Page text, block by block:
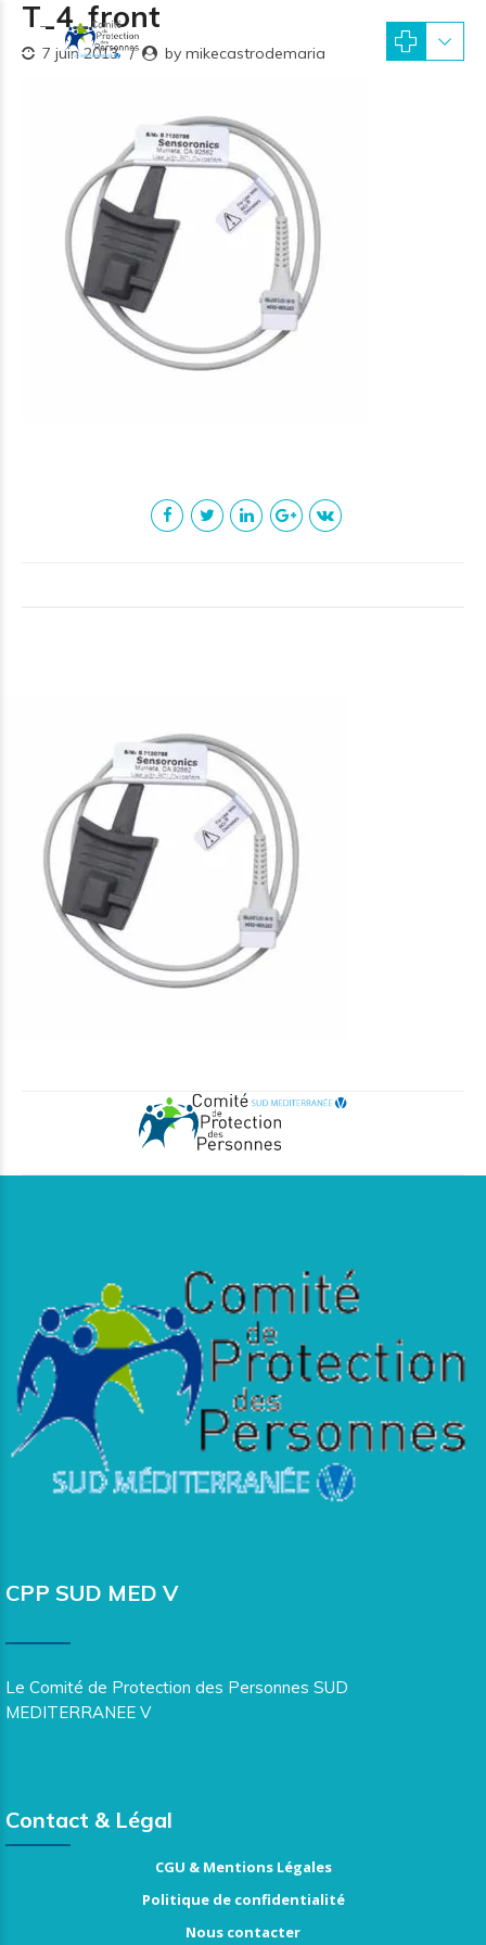
T_4_front
7 juin 2013 by mikecastrodemaria
CPP SUD MED V
Le Comité de Protection des Personnes SUD
MEDITERRANEE V
Contact & Légal
CGU & Mentions Légales
Politique de confidentialité
Nous contacter